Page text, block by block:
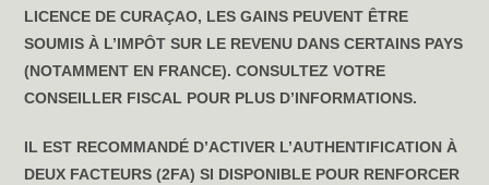
LICENCE DE CURAÇAO, LES GAINS PEUVENT ÊTRE
SOUMIS À L’IMPÔT SUR LE REVENU DANS CERTAINS PAYS
(NOTAMMENT EN FRANCE). CONSULTEZ VOTRE
CONSEILLER FISCAL POUR PLUS D’INFORMATIONS.
IL EST RECOMMANDÉ D’ACTIVER L’AUTHENTIFICATION À
DEUX FACTEURS (2FA) SI DISPONIBLE POUR RENFORCER